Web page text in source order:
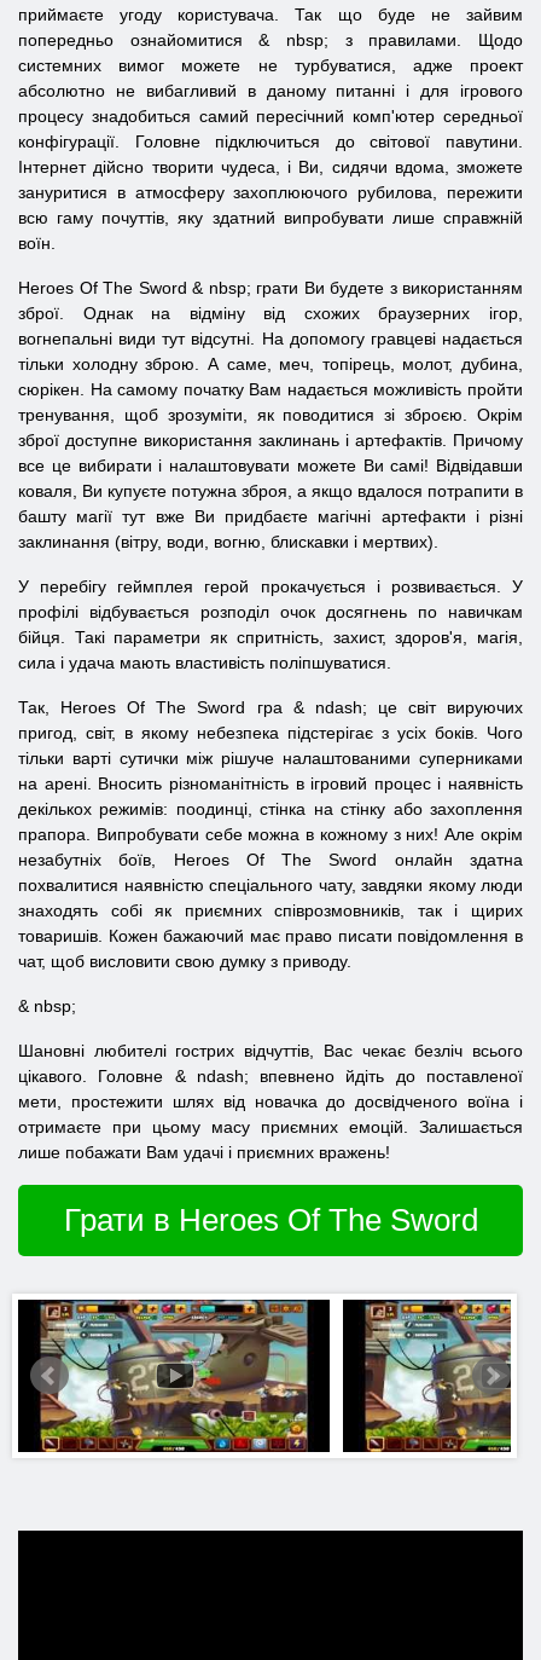
приймаєте угоду користувача. Так що буде не зайвим
попередньо ознайомитися & nbsp; з правилами. Щодо
системних вимог можете не турбуватися, адже проект
абсолютно не вибагливий в даному питанні і для ігрового
процесу знадобиться самий пересічний комп'ютер середньої
конфігурації. Головне підключиться до світової павутини.
Інтернет дійсно творити чудеса, і Ви, сидячи вдома, зможете
зануритися в атмосферу захоплюючого рубилова, пережити
всю гаму почуттів, яку здатний випробувати лише справжній
воїн.
Heroes Of The Sword & nbsp; грати Ви будете з використанням
зброї. Однак на відміну від схожих браузерних ігор,
вогнепальні види тут відсутні. На допомогу гравцеві надається
тільки холодну зброю. А саме, меч, топірець, молот, дубина,
сюрікен. На самому початку Вам надається можливість пройти
тренування, щоб зрозуміти, як поводитися зі зброєю. Окрім
зброї доступне використання заклинань і артефактів. Причому
все це вибирати і налаштовувати можете Ви самі! Відвідавши
коваля, Ви купуєте потужна зброя, а якщо вдалося потрапити в
башту магії тут вже Ви придбаєте магічні артефакти і різні
заклинання (вітру, води, вогню, блискавки і мертвих).
У перебігу геймплея герой прокачується і розвивається. У
профілі відбувається розподіл очок досягнень по навичкам
бійця. Такі параметри як спритність, захист, здоров'я, магія,
сила і удача мають властивість поліпшуватися.
Так, HeroesOfTheSword гра & ndash; це світ вируючих
пригод, світ, в якому небезпека підстерігає з усіх боків. Чого
тільки варті сутички між рішуче налаштованими суперниками
на арені. Вносить різноманітність в ігровий процес і наявність
декількох режимів: поодинці, стінка на стінку або захоплення
прапора. Випробувати себе можна в кожному з них! Але окрім
незабутніх боїв, Heroes OfTheSword онлайн здатна
похвалитися наявністю спеціального чату, завдяки якому люди
знаходять собі як приємних співрозмовників, так і щирих
товаришів. Кожен бажаючий має право писати повідомлення в
чат, щоб висловити свою думку з приводу.
& nbsp;
Шановні любителі гострих відчуттів, Вас чекає безліч всього
цікавого. Головне & ndash; впевнено йдіть до поставленої
мети, простежити шлях від новачка до досвідченого воїна і
отримаєте при цьому масу приємних емоцій. Залишається
лише побажати Вам удачі і приємних вражень!
Грати в Heroes Of The Sword